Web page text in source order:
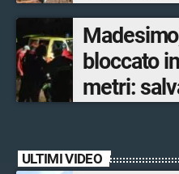
poche ore
bloccato
metri:
ULTIMI VIDEO